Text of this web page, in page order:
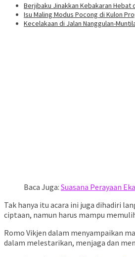
Berjibaku Jinakkan Kebakaran Hebat
Isu Maling Modus Pocong di Kulon
Kecelakaan di Jalan Nanggulan-
Baca Juga: Suasana Perayaan
Tak hanya itu acara ini juga dihadiri
ciptaan, namun harus mampu
Romo Vikjen dalam menyampaikan
dalam melestarikan, menjaga dan